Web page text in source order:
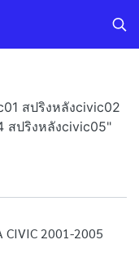
สปริงหลังcivic02
สปริงหลังcivic05"
CIVIC 2001-2005